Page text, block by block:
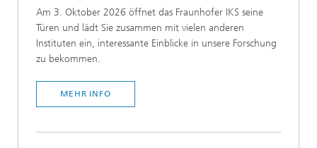
Am 3. Oktober 2026 öffnet das Fraunhofer IKS seine
Türen und lädt Sie zusammen mit vielen anderen
Instituten ein, interessante Einblicke in unsere Forschung
zu bekommen.
MEHR INFO